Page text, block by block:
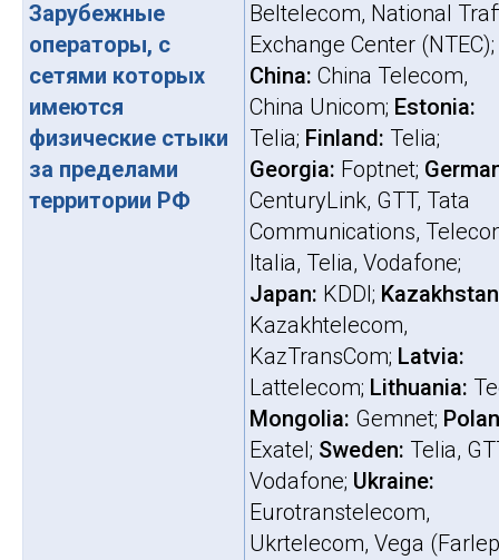
Зарубежные
операторы, с
сетями которых
имеются
физические стыки
за пределами
территории РФ
Beltelecom, National
Exchange Center (NTEC);
China: China Telecom,
China Unicom; Estonia:
Telia; Finland: Telia;
Georgia: Foptnet;
CenturyLink, GTT, Tata
Communications,
Italia, Telia, Vodafone;
Japan: KDDI;
Kazakhtelecom,
KazTransCom; Latvia:
Lattelecom; Lithuania:
Mongolia: Gemnet;
Exatel; Sweden: Telia,
Vodafone; Ukraine:
Eurotranstelecom,
Ukrtelecom, Vega (Farlep